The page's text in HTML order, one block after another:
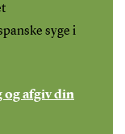
syge i
og afgiv din